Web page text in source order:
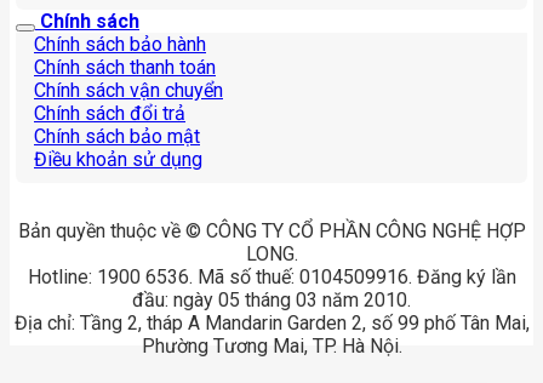
Chính sách
Chính sách bảo hành
Chính sách thanh toán
Chính sách vận chuyển
Chính sách đổi trả
Chính sách bảo mật
Điều khoản sử dụng
Bản quyền thuộc về © CÔNG TY CỔ PHẦN CÔNG NGHỆ HỢP
LONG.
Hotline: 1900 6536. Mã số thuế: 0104509916. Đăng ký lần
đầu: ngày 05 tháng 03 năm 2010.
Địa chỉ: Tầng 2, tháp A Mandarin Garden 2, số 99 phố Tân Mai,
Phường Tương Mai, TP. Hà Nội.